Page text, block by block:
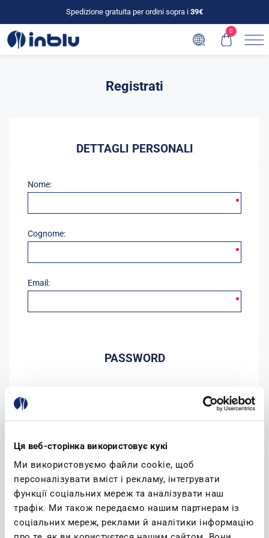
Ця веб-сторінка використовує кукі
Ми використовуємо файли cookie, щоб
персоналізувати вміст і рекламу, інтегрувати
функції соціальних мереж та аналізувати наш
трафік. Ми також передаємо нашим партнерам із
соціальних мереж, реклами й аналітики інформацію
Spedizione gratuita per ordini sopra i 39€
0
Registrati
DETTAGLI PERSONALI
Nome:
Cognome:
Email:
PASSWORD
Conferma password:
Accetto l'informativa sulla privacy